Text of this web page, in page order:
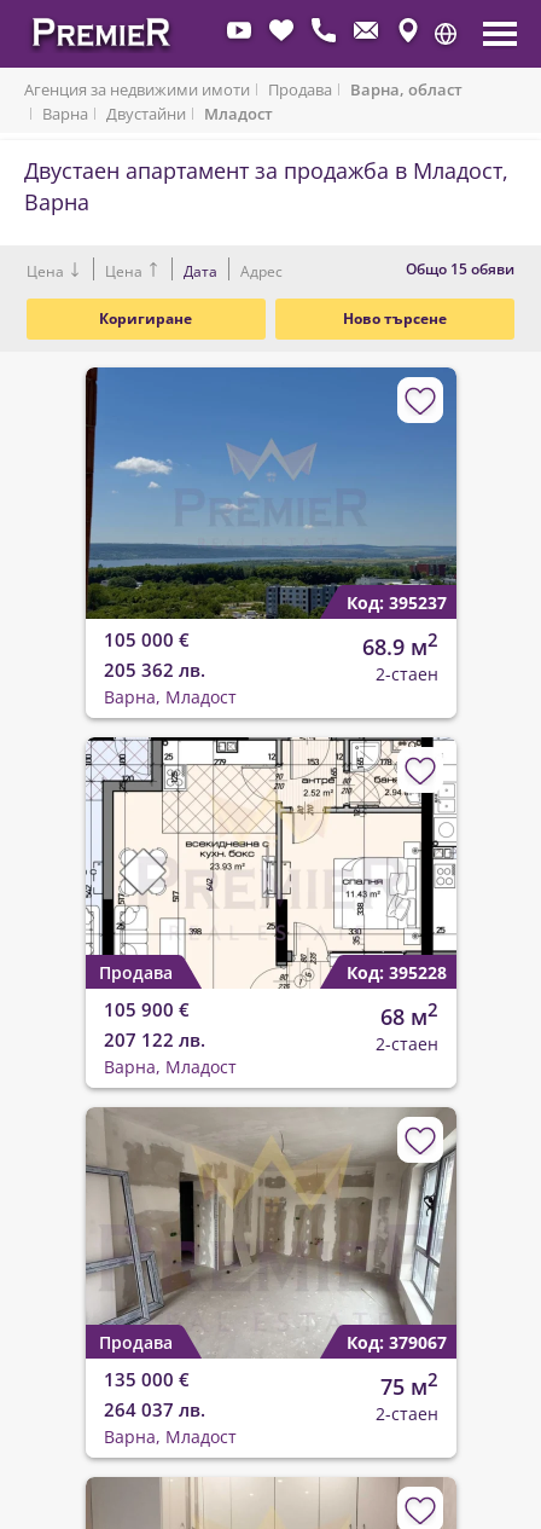
Агенция за недвижими имоти Продава
Варна, област
Варна
Двустайни Младост
Двустаен апартамент за продажба в Младост,
Варна
Цена Цена Дата Адрес Oбщо 15 обяви
Коригиране Ново търсене
Код: 395237
105 000 €
205 362 лв.
68.9 м2
2-стаен
Варна, Младост
Продава Код: 395228
105 900 €
207 122 лв.
68 м2
2-стаен
Варна, Младост
Продава Код: 379067
135 000 €
264 037 лв.
75 м2
2-стаен
Варна, Младост